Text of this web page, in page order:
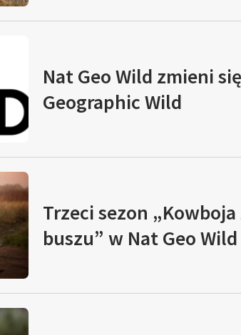
Nat Geo Wild zmieni
Geographic Wild
Trzeci sezon
buszu” w Nat Geo Wild